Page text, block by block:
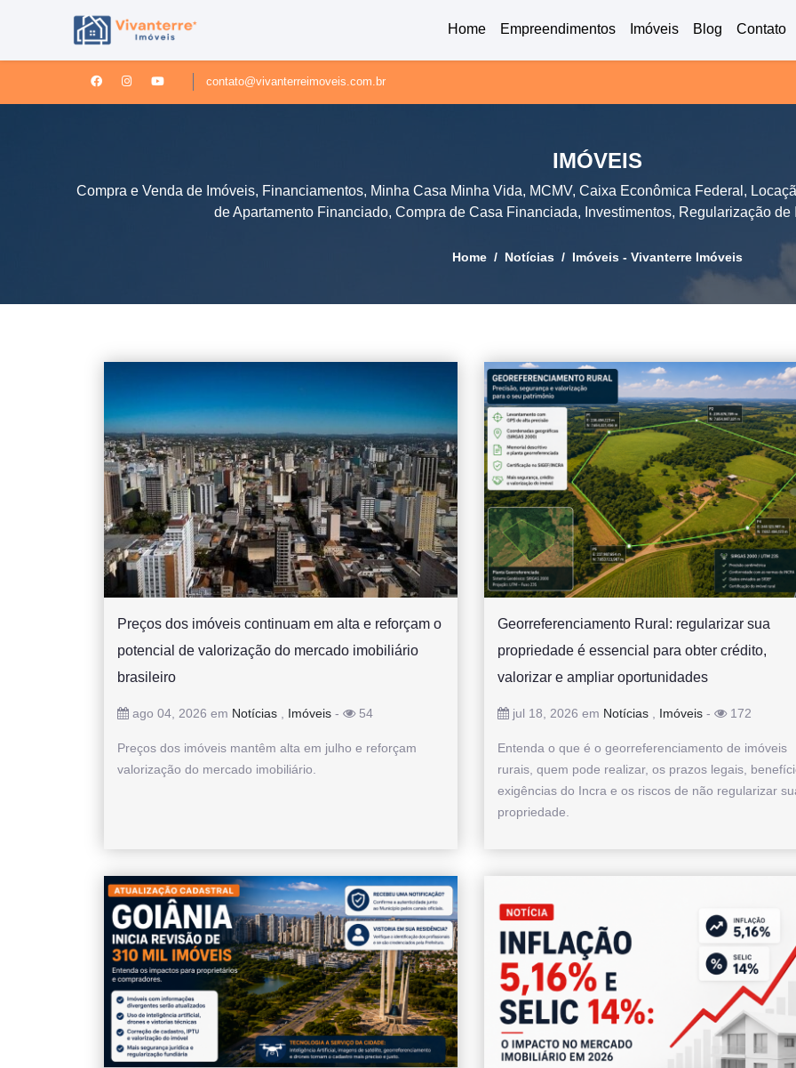
contato@vivanterreimoveis.com.br
Home Empreendimentos Imóveis Blog Contato
IMÓVEIS
Compra e Venda de Imóveis, Financiamentos, Minha Casa Minha Vida, MCMV, Caixa Econômica Federal,
de Apartamento Financiado, Compra de Casa Financiada, Investimentos, Regularização
Home Notícias Imóveis - Vivanterre Imóveis
Preços dos imóveis continuam em alta e reforçam o
potencial de valorização do mercado imobiliário
brasileiro
ago 04, 2026 em Notícias Imóveis - 54
Preços dos imóveis mantêm alta em julho e reforçam
valorização do mercado imobiliário.
Georreferenciamento Rural: regularizar sua
propriedade é essencial para obter crédito,
valorizar e ampliar oportunidades
jul 18, 2026 em Notícias, Imóveis- 172
Entenda o que é o georreferenciamento de imóveis
rurais, quem pode realizar, os prazos legais,
exigências do Incra e os riscos de não regularizar
propriedade.